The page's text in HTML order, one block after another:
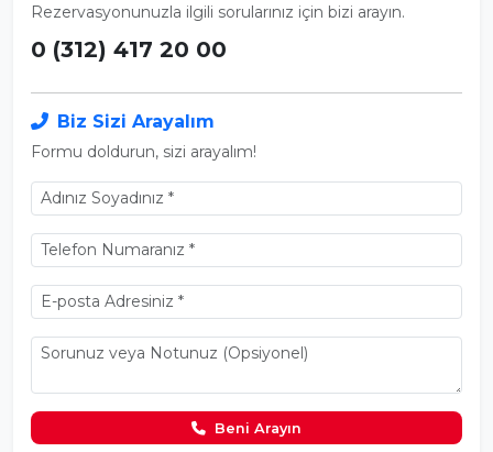
Rezervasyonunuzla ilgili sorularınız için bizi arayın.
0 (312) 417 20 00
Biz Sizi Arayalım
Formu doldurun, sizi arayalım!
Beni Arayın